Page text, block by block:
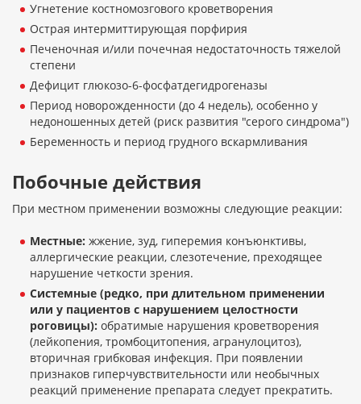
Угнетение костномозгового кроветворения
Острая интермиттирующая порфирия
Печеночная и/или почечная недостаточность тяжелой
степени
Дефицит глюкозо-6-фосфатдегидрогеназы
Период новорожденности (до 4 недель), особенно у
недоношенных детей (риск развития "серого синдрома")
Беременность и период грудного вскармливания
Побочные действия
При местном применении возможны следующие реакции:
Местные: жжение, зуд, гиперемия конъюнктивы,
аллергические реакции, слезотечение, преходящее
нарушение четкости зрения.
Системные (редко, при длительном применении
или у пациентов с нарушением целостности
роговицы): обратимые нарушения кроветворения
(лейкопения, тромбоцитопения, агранулоцитоз),
вторичная грибковая инфекция. При появлении
признаков гиперчувствительности или необычных
реакций применение препарата следует прекратить.